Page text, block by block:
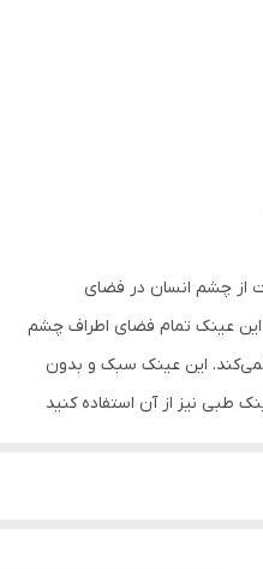
از چشم انسان در فضای
عینک تمام فضای اطراف چشم
این عینک سبک و بدون
طبی نیز از آن استفاده کنید